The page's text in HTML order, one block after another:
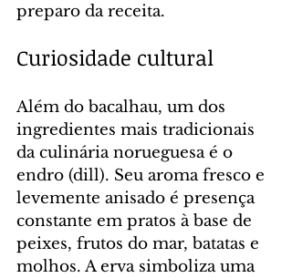
preparo da receita.
Curiosidade cultural
Além do bacalhau, um dos
ingredientes mais tradicionais
da culinária norueguesa é o
endro (dill). Seu aroma fresco e
levemente anisado é presença
constante em pratos à base de
peixes, frutos do mar, batatas e
molhos. A erva simboliza uma